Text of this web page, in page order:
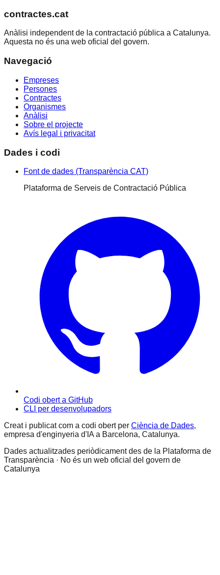
contractes.cat
Anàlisi independent de la contractació pública a Catalunya.
Aquesta no és una web oficial del govern.
Navegació
Empreses
Persones
Contractes
Organismes
Anàlisi
Sobre el projecte
Avís legal i privacitat
Dades i codi
Font de dades (Transparència CAT)
Plataforma de Serveis de Contractació Pública
Codi obert a GitHub
CLI per desenvolupadors
Creat i publicat com a codi obert per Ciència de Dades,
empresa d'enginyeria d'IA a Barcelona, Catalunya.
Dades actualitzades periòdicament des de la Plataforma de
Transparència · No és un web oficial del govern de
Catalunya